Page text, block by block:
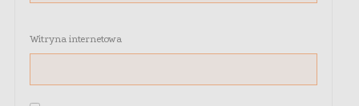
Witryna internetowa